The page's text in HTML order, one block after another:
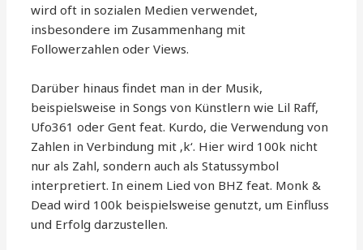
wird oft in sozialen Medien verwendet,
insbesondere im Zusammenhang mit
Followerzahlen oder Views.
Darüber hinaus findet man in der Musik,
beispielsweise in Songs von Künstlern wie Lil Raff,
Ufo361 oder Gent feat. Kurdo, die Verwendung von
Zahlen in Verbindung mit ‚k‘. Hier wird 100k nicht
nur als Zahl, sondern auch als Statussymbol
interpretiert. In einem Lied von BHZ feat. Monk &
Dead wird 100k beispielsweise genutzt, um Einfluss
und Erfolg darzustellen.